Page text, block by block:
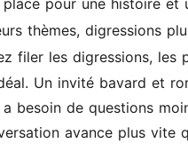
thèmes, digressions
filer les digressions, les
Un invité bavard et
de questions
avance plus vite